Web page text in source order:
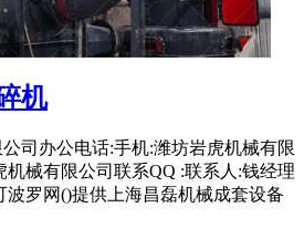
机
司办公电话:手机:潍坊岩虎机械有限
机械有限公司联系QQ :联系人:钱经理
波罗网()提供上海昌磊机械成套设备